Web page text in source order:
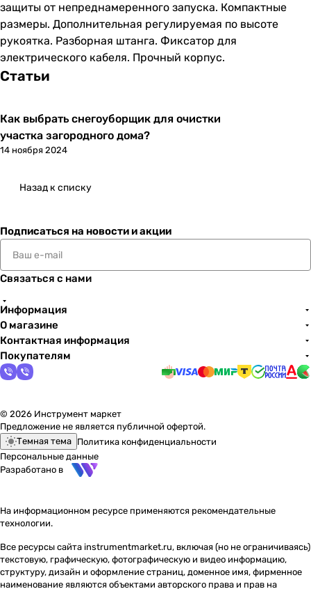
защиты от непреднамеренного запуска. Компактные
размеры. Дополнительная регулируемая по высоте
рукоятка. Разборная штанга. Фиксатор для
электрического кабеля. Прочный корпус.
Статьи
Как выбрать снегоуборщик для очистки
участка загородного дома?
14 ноября 2024
Назад к списку
Подписаться на новости и акции
Связаться с нами
Информация
О магазине
Контактная информация
Покупателям
© 2026 Инструмент маркет
Предложение не является публичной офертой.
Темная тема Политика конфиденциальности
Персональные данные
Разработано в
На информационном ресурсе применяются рекомендательные
технологии.
Все ресурсы сайта instrumentmarket.ru, включая (но не ограничиваясь)
текстовую, графическую, фотографическую и видео информацию,
структуру, дизайн и оформление страниц, доменное имя, фирменное
наименование являются объектами авторского права и прав на